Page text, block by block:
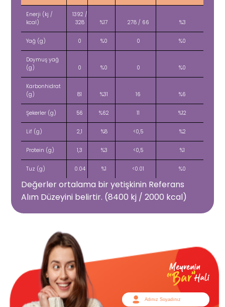
Enerji (kj /
kcal)
1392 /
328
%17 278 / 66 %3
Yağ (g) 0 %0 0 %0
Doymuş yağ
(g)
0 %0 0 %0
Karbonhidrat
(g)
81 %31 16 %6
Şekerler (g) 56 %62 11 %12
Lif (g) 2,1 %8 <0,5 %2
Protein (g) 1,3 %3 <0,5 %1
Tuz (g) 0.04 %1 <0.01 %0
Değerler ortalama bir yetişkinin Referans
Alım Düzeyini belirtir. (8400 kj / 2000 kcal)